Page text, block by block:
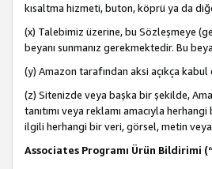
kısaltma hizmeti, buton, köprü ya da
(x) Talebimiz üzerine, bu Sözleşmeye
beyanı sunmanız gerekmektedir. Bu
(y) Amazon tarafından aksi açıkça
(z) Sitenizde veya başka bir şekilde,
tanıtımı veya reklamı amacıyla
ilgili herhangi bir veri, görsel, metin
Associates Programı Ürün Bildirimi